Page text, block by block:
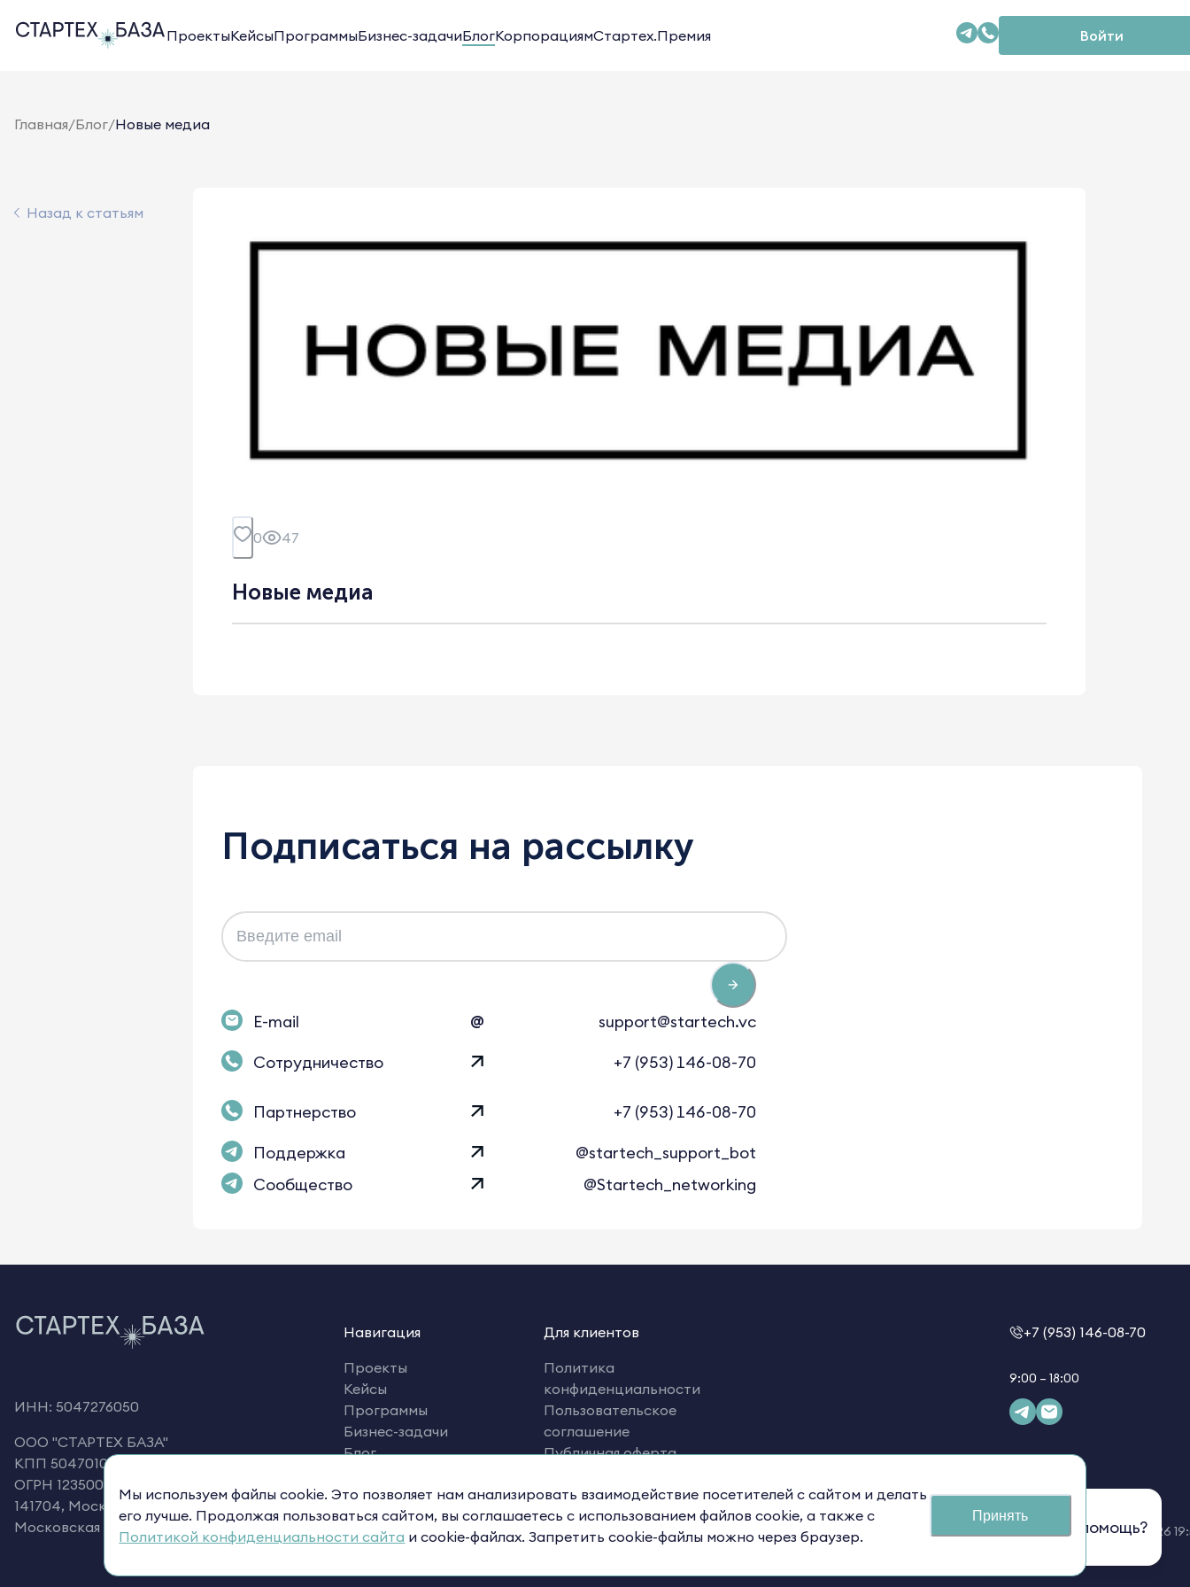
ПроектыКейсыПрограммыБизнес-задачиБлогКорпорациямСтартех.Премия Войти
Главная/Блог/Новые медиа
Назад к статьям
0 47
Новые медиа
Подписаться на рассылку
E-mail @
support@startech.vc
Сотрудничество
+7 (953) 146-08-70
Партнерство
+7 (953) 146-08-70
Поддержка
@startech_support_bot
Сообщество
@Startech_networking
ИНН: 5047276050
OOO "СТАРТЕХ БАЗА"
КПП 504701001
ОГРН 1235000060987
141704, Московская область, г Долгопрудный,
Московская ул, д. 56 к. 3, кв. 48
Навигация
Проекты
Кейсы
Программы
Бизнес-задачи
Блог
Стартех.Премия
Для клиентов
Политика
конфиденциальности
Пользовательское
соглашение
Публичная оферта
по подписке
+7 (953) 146-08-70
9:00 – 18:00
Версия сайта -08.07.2026
Мы используем файлы cookie. Это позволяет нам анализировать взаимодействие посетителей с сайтом и делать
его лучше. Продолжая пользоваться сайтом, вы соглашаетесь с использованием файлов cookie, а также с
Политикой конфиденциальности сайта и cookie-файлах. Запретить cookie-файлы можно через браузер.
Принять
Нужна помощь?